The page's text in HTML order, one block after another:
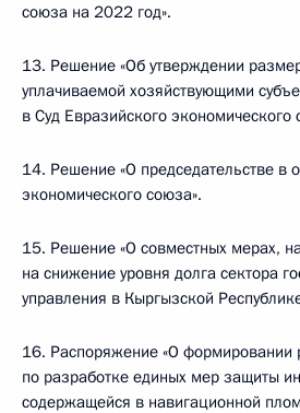
союза на 2022 год».
13. Решение «Об утверждении
уплачиваемой хозяйствующими
в Суд Евразийского экономического
14. Решение «О председательстве в
экономического союза».
15. Решение «О совместных мерах,
на снижение уровня долга сектора
управления в Кыргызской
16. Распоряжение «О формировании
по разработке единых мер защиты
содержащейся в навигационной